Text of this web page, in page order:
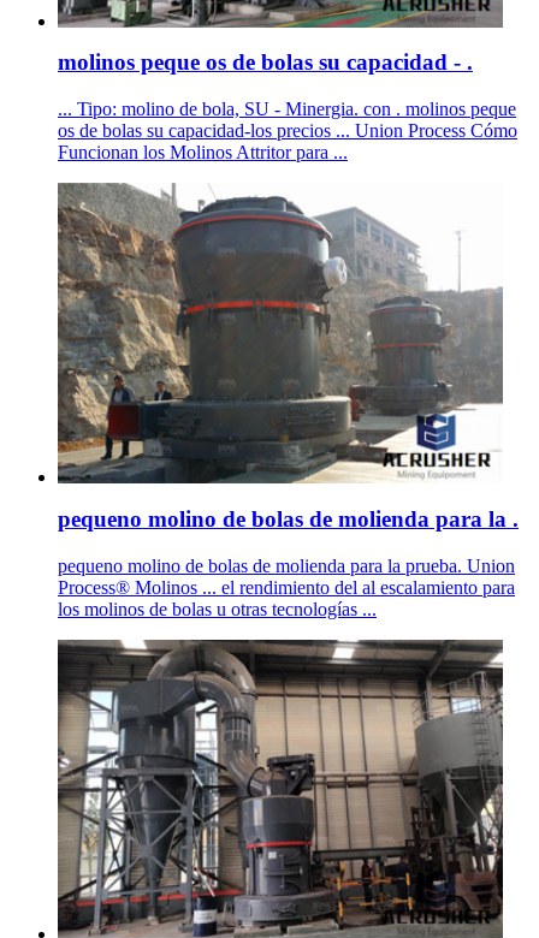
molinos peque os de bolas su capacidad - .
... Tipo: molino de bola, SU - Minergia. con . molinos peque
os de bolas su capacidad-los precios ... Union Process Cómo
Funcionan los Molinos Attritor para ...
pequeno molino de bolas de molienda para la .
pequeno molino de bolas de molienda para la prueba. Union
Process® Molinos ... el rendimiento del al escalamiento para
los molinos de bolas u otras tecnologías ...